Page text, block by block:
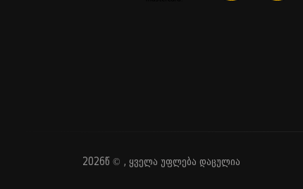
2026წ © , ყველა უფლება დაცულია